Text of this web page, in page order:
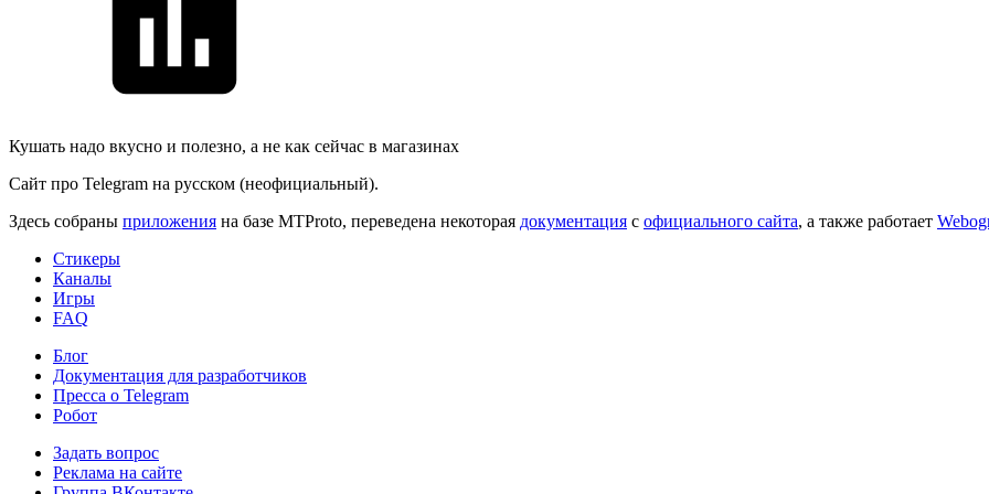
Кушать надо вкусно и полезно, а не как сейчас в магазинах
Сайт про Telegram на русском (неофициальный).
Здесь собраны приложения на базе MTProto, переведена некоторая документация с официального сайта, а также работает
Стикеры
Каналы
Игры
FAQ
Блог
Документация для разработчиков
Пресса о Telegram
Робот
Задать вопрос
Реклама на сайте